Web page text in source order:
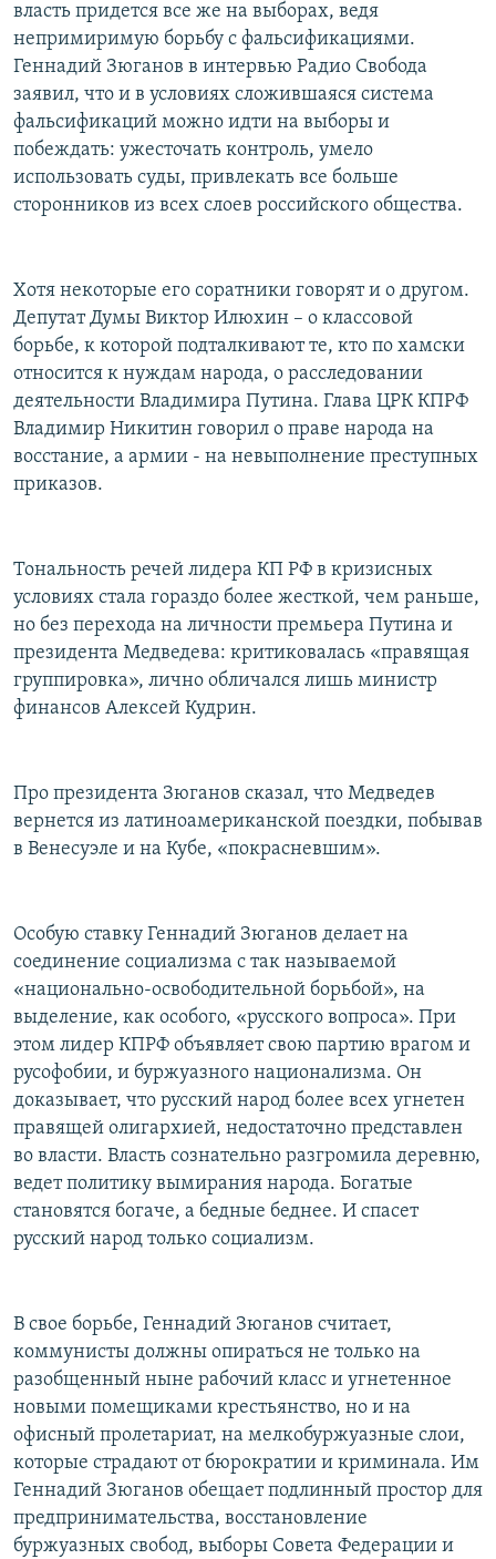
власть придется все же на выборах, ведя
непримиримую борьбу с фальсификациями.
Геннадий Зюганов в интервью Радио Свобода
заявил, что и в условиях сложившаяся система
фальсификаций можно идти на выборы и
побеждать: ужесточать контроль, умело
использовать суды, привлекать все больше
сторонников из всех слоев российского общества.
Хотя некоторые его соратники говорят и о другом.
Депутат Думы Виктор Илюхин – о классовой
борьбе, к которой подталкивают те, кто по хамски
относится к нуждам народа, о расследовании
деятельности Владимира Путина. Глава ЦРК КПРФ
Владимир Никитин говорил о праве народа на
восстание, а армии - на невыполнение преступных
приказов.
Тональность речей лидера КП РФ в кризисных
условиях стала гораздо более жесткой, чем раньше,
но без перехода на личности премьера Путина и
президента Медведева: критиковалась «правящая
группировка», лично обличался лишь министр
финансов Алексей Кудрин.
Про президента Зюганов сказал, что Медведев
вернется из латиноамериканской поездки, побывав
в Венесуэле и на Кубе, «покрасневшим».
Особую ставку Геннадий Зюганов делает на
соединение социализма с так называемой
«национально-освободительной борьбой», на
выделение, как особого, «русского вопроса». При
этом лидер КПРФ объявляет свою партию врагом и
русофобии, и буржуазного национализма. Он
доказывает, что русский народ более всех угнетен
правящей олигархией, недостаточно представлен
во власти. Власть сознательно разгромила деревню,
ведет политику вымирания народа. Богатые
становятся богаче, а бедные беднее. И спасет
русский народ только социализм.
В свое борьбе, Геннадий Зюганов считает,
коммунисты должны опираться не только на
разобщенный ныне рабочий класс и угнетенное
новыми помещиками крестьянство, но и на
офисный пролетариат, на мелкобуржуазные слои,
которые страдают от бюрократии и криминала. Им
Геннадий Зюганов обещает подлинный простор для
предпринимательства, восстановление
буржуазных свобод, выборы Совета Федерации и